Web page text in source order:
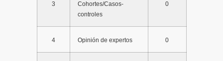
3
Cohortes/Casos-
controles
0
4 Opinión de expertos 0